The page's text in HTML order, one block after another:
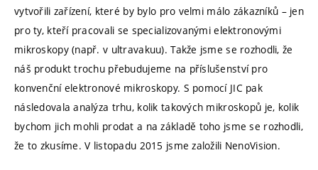
vytvořili zařízení, které by bylo pro velmi málo zákazníků – jen
pro ty, kteří pracovali se specializovanými elektronovými
mikroskopy (např. v ultravakuu). Takže jsme se rozhodli, že
náš produkt trochu přebudujeme na příslušenství pro
konvenční elektronové mikroskopy. S pomocí JIC pak
následovala analýza trhu, kolik takových mikroskopů je, kolik
bychom jich mohli prodat a na základě toho jsme se rozhodli,
že to zkusíme. V listopadu 2015 jsme založili NenoVision.